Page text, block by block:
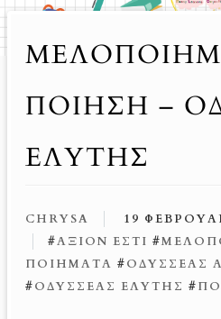
ΠΟΊΗΣΗ –
ΕΛΎΤΗΣ
CHRYSA
19
#ΆΞΙΟΝ ΕΣΤΊ #
ΠΟΙΉΜΑΤΑ #ΟΔΥΣΣΈΑΣ
#ΟΔΥΣΣΈΑΣ ΕΛΎΤΗΣ #